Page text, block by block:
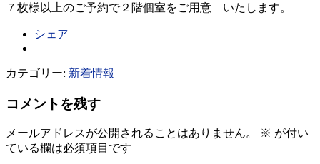
７枚様以上のご予約で２階個室をご用意 いたします。
シェア
カテゴリー: 新着情報
コメントを残す
メールアドレスが公開されることはありません。 ※ が付い
ている欄は必須項目です